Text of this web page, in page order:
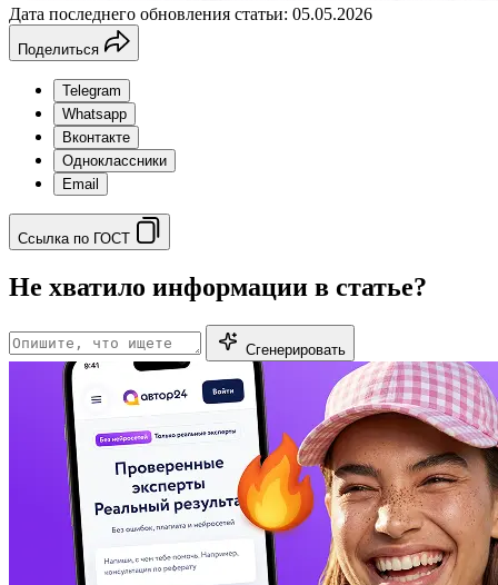
Дата последнего обновления статьи: 05.05.2026
Поделиться
Telegram
Whatsapp
Вконтакте
Одноклассники
Email
Ссылка по ГОСТ
Не хватило информации в статье?
Сгенерировать